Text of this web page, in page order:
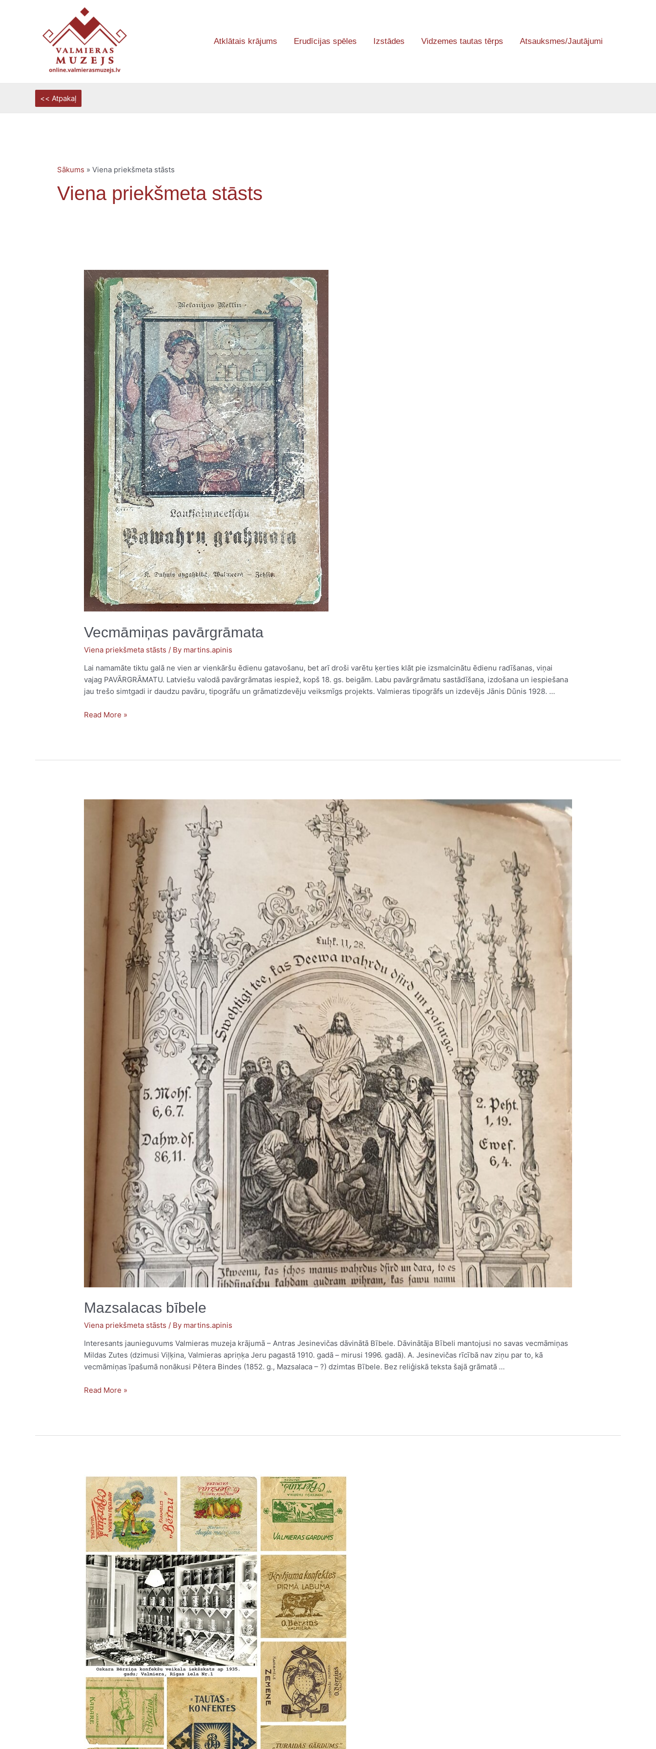
Atklātais krājums
Erudīcijas spēles Izstādes Vidzemes tautas tērps Atsauksmes/Jautājumi
Sākums » Viena priekšmeta stāsts
Viena priekšmeta stāsts
Vecmāmiņas pavārgrāmata
Viena priekšmeta stāsts / By martins.apinis
Lai namamāte tiktu galā ne vien ar vienkāršu ēdienu gatavošanu, bet arī droši varētu ķerties klāt pie izsmalcinātu ēdienu radīšanas, viņai
vajag PAVĀRGRĀMATU. Latviešu valodā pavārgrāmatas iespiež, kopš 18. gs. beigām. Labu pavārgrāmatu sastādīšana, izdošana un iespiešana
jau trešo simtgadi ir daudzu pavāru, tipogrāfu un grāmatizdevēju veiksmīgs projekts. Valmieras tipogrāfs un izdevējs Jānis Dūnis 1928. …
Vecmāmiņas
pavārgrāmata
Read More »
Mazsalacas bībele
Viena priekšmeta stāsts / By martins.apinis
Interesants jaunieguvums Valmieras muzeja krājumā – Antras Jesinevičas dāvinātā Bībele. Dāvinātāja Bībeli mantojusi no savas vecmāmiņas
Mildas Zutes (dzimusi Viļķina, Valmieras apriņķa Jeru pagastā 1910. gadā – mirusi 1996. gadā). A. Jesinevičas rīcībā nav ziņu par to, kā
vecmāmiņas īpašumā nonākusi Pētera Bindes (1852. g., Mazsalaca – ?) dzimtas Bībele. Bez reliģiskā teksta šajā grāmatā …
Read More »
Oskara
Bērziņa
konfektes